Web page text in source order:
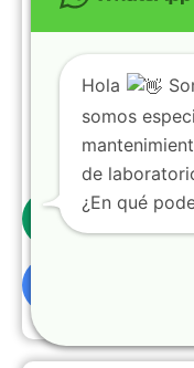
Tapa para taza MB-
130185
Hola
somos
de
¿En qué